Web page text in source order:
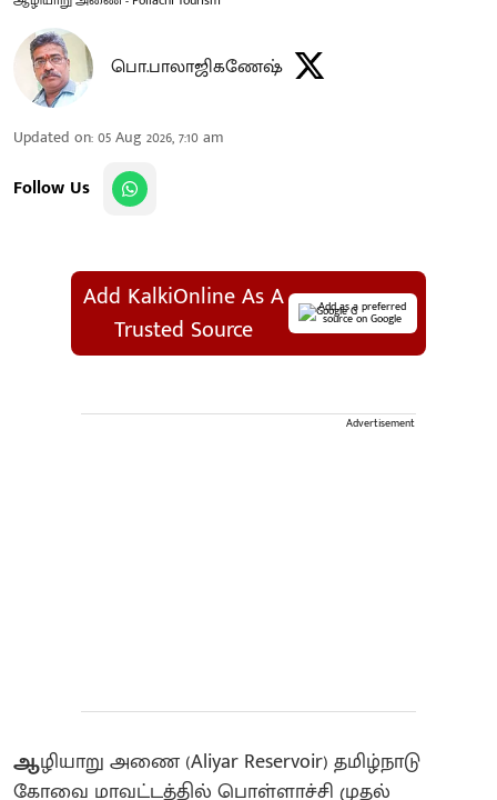
பொ.பாலாஜிகணேஷ்
Updated on:05 Aug 2026, 7:10 am
Follow Us
Add KalkiOnline As A
Trusted Source
Add as a preferred
source on Google
Advertisement
ஆழியாறு அணை (Aliyar Reservoir) தமிழ்நாடு
கோவை மாவட்டத்தில் பொள்ளாச்சி முதல்